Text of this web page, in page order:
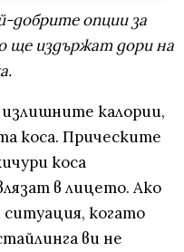
добрите опции за
ще издържат дори на
калории,
коса. Прическите
коса
в лицето. Ако
ситуация, когато
ви не